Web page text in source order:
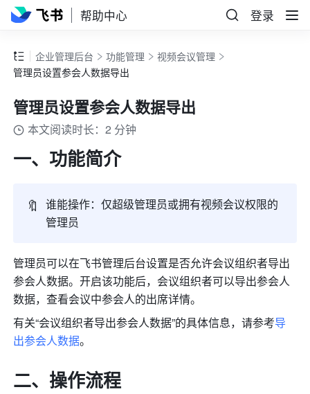
帮助中心 登录
企业管理后台 功能管理
视频会议管理
管理员设置参会人数据导出
管理员设置参会人数据导出
本文阅读时长：2 分钟
一、功能简介
🔖
谁能操作：仅超级管理员或拥有视频会议权限的
管理员
管理员可以在飞书管理后台设置是否允许会议组织者导出
参会人数据。开启该功能后，会议组织者可以导出参会人
数据，查看会议中参会人的出席详情。
有关“会议组织者导出参会人数据”的具体信息，请参考导
出参会人数据。
二、操作流程